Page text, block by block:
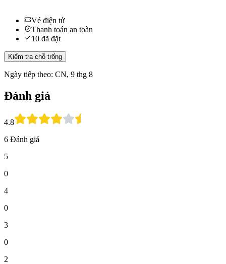
Vé điện tử
Thanh toán an toàn
10 đã đặt
Kiểm tra chỗ trống
Ngày tiếp theo: CN, 9 thg 8
Đánh giá
4.8
6 Đánh giá
5
0
4
0
3
0
2